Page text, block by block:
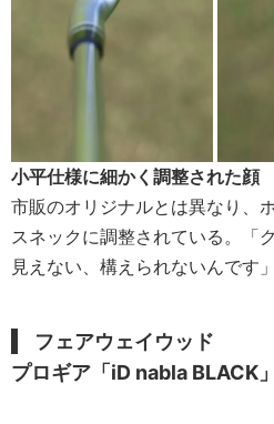
小平仕様に細かく調整された顔
市販のオリジナルとは異なり、
スネックに調整されている。「
見えない、構えられないんです」
フェアウェイウッド
プロギア「iD nabla BLACK」